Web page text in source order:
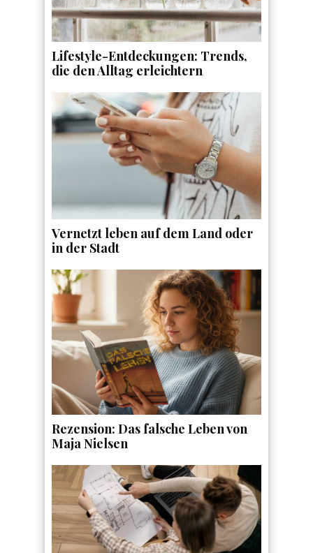
Lifestyle-Entdeckungen: Trends,
die den Alltag erleichtern
Vernetzt leben auf dem Land oder
in der Stadt
Rezension: Das falsche Leben von
Maja Nielsen